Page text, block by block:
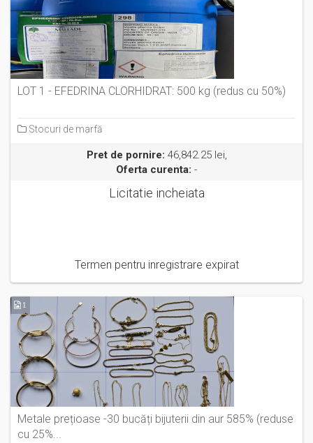
LOT 1 - EFEDRINA CLORHIDRAT: 500 kg (redus cu 50%)
Stocuri de marfă
Pret de pornire: 46,842.25 lei,
Oferta curenta: -
Licitatie incheiata
Termen pentru inregistrare expirat
1
Metale prețioase -30 bucăți bijuterii din aur 585% (reduse
cu 25%...